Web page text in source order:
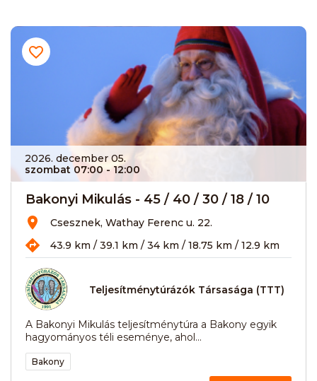
2026. december 05.
szombat 07:00- 12:00
Bakonyi Mikulás - 45 / 40 / 30 / 18 / 10
Csesznek, Wathay Ferenc u. 22.
43.9 km / 39.1 km / 34 km / 18.75 km / 12.9 km
Teljesítménytúrázók Társasága (TTT)
A Bakonyi Mikulás teljesítménytúra a Bakony egyik
hagyományos téli eseménye, ahol...
Bakony